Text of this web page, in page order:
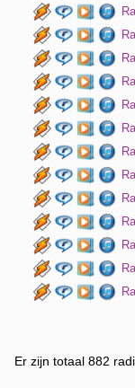
Er zijn totaal 882